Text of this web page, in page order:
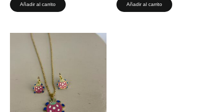
Añadir al carrito Añadir al carrito